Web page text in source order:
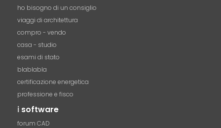
ho bisogno di un consiglio
viaggi di architettura
compro - vendo
casa - studio
esami di stato
blablabla
certificazione energetica
professione e fisco
i software
forum CAD